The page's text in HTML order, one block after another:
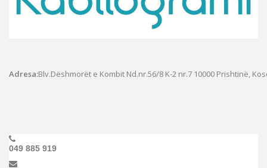
Adresa:Blv.Dëshmorët e Kombit Nd.nr.56/8 K-2 nr.7 10000 Prishtinë,
049 885 919